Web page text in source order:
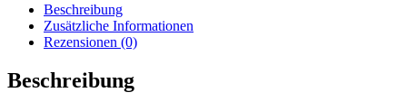
Beschreibung
Zusätzliche Informationen
Rezensionen (0)
Beschreibung